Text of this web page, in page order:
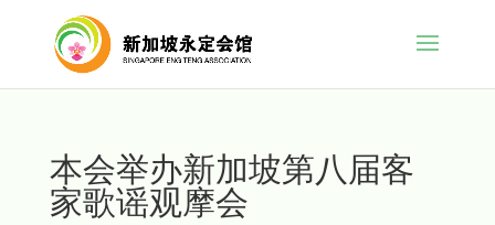
本会举办新加坡第八届客
家歌谣观摩会